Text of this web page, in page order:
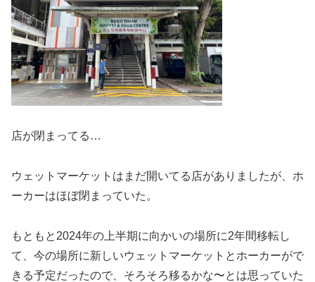
店が閉まってる…
ウェットマーケットはまだ開いてる店がありましたが、ホ
ーカーはほぼ閉まっていた。
もともと2024年の上半期に向かいの場所に2年間移転し
て、今の場所に新しいウェットマーケットとホーカーがで
きる予定だったので、そろそろ移るかな〜とは思っていた